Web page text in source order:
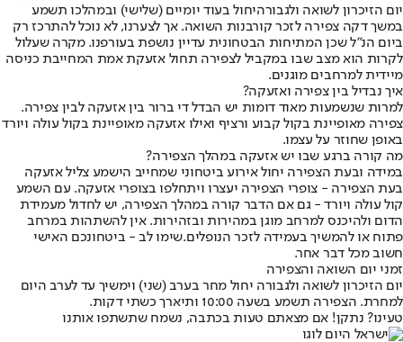
יום הזיכרון לשואה ולגבורהיחול בעוד יומיים (שלישי) ובמהלכו תשמע
במשך דקה צפירה לזכר קורבנות השואה. אך לצערנו, לא נוכל להתרכז רק
ביום הנ"ל שכן המתיחות הבטחונית עדיין נושפת בעורפנו. מקרה שעלול
לקרות הוא מצב שבו במקביל לצפירה תחול אזעקת אמת המחייבת כניסה
מיידית למרחבים מוגנים.
איך נבדיל בין צפירה ואזעקה?
למרות שנשמעות מאוד דומות יש הבדל די ברור בין אזעקה לבין צפירה.
צפירה מאופיינת בקול קבוע ורציף ואילו אזעקה מאופיינת בקול עולה ויורד
באופן שחוזר על עצמו.
מה קורה ברגע שבו יש אזעקה במהלך הצפירה?
במידה ובעת הצפירה יחול אירוע ביטחוני שמחייב הישמע צליל אזעקה
בעת הצפירה - צופרי הצפירה יעצרו ויתחלפו בצופרי אזעקה. עם השמע
קול עולה ויורד - גם אם הדבר קורה במהלך הצפירה, יש לחדול מעמידת
הדום ולהיכנס למרחב מוגן במהירות ובזהירות. אין להשתהות במרחב
פתוח או להמשיך בעמידה לזכר הנופלים.שימו לב - ביטחונכם האישי
חשוב מכל דבר אחר.
זמני יום השואה והצפירה
יום הזיכרון לשואה ולגבורה יחול מחר בערב (שני) וימשיך עד לערב היום
למחרת. הצפירה תשמע בשעה 10:00 ותיארך כשתי דקות.
טעינו? נתקן! אם מצאתם טעות בכתבה, נשמח שתשתפו אותנו